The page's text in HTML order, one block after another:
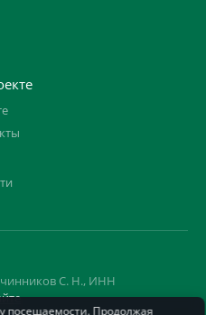
С. Н., ИНН
посещаемости. Продолжая